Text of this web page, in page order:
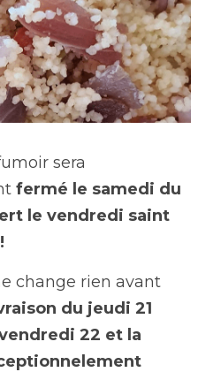
sera
fermé le samedi du
le vendredi saint
change rien avant
du jeudi 21
22 et la